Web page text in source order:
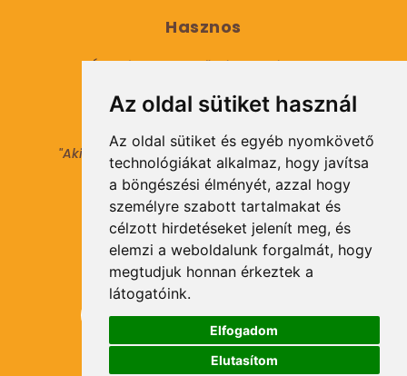
Az oldal sütiket használ
Az oldal sütiket és egyéb nyomkövető
technológiákat alkalmaz, hogy javítsa
a böngészési élményét, azzal hogy
személyre szabott tartalmakat és
célzott hirdetéseket jelenít meg, és
elemzi a weboldalunk forgalmát, hogy
megtudjuk honnan érkeztek a
látogatóink.
Elfogadom
Elutasítom
Hasznos
Általános Szerződési Feltételek
Adatkezelési tájékoztató
"Aki másokat nem tesz gazdaggá, maga sem
válhat azzá."
© 2021 Minden jog fenntartva.
Hírlevél Feliratkozás
Feliratkozás